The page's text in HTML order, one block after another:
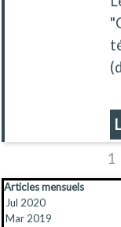
1
Sauter le bloc
Articles mensuels
Jul 2020
Mar 2019